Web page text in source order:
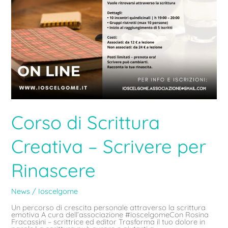
Corso di Scrittura
Creativa – Scrivere per
Rinascere
News / Ioscelgome
Un percorso di crescita personale attraverso la scrittura
emotiva A cura dell’associazione #ioscelgomeCon Rosina
Fracassini – scrittrice ed editor Trasforma il tuo dolore in